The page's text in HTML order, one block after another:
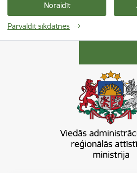
Noraidīt
Pārvaldīt sīkdatnes